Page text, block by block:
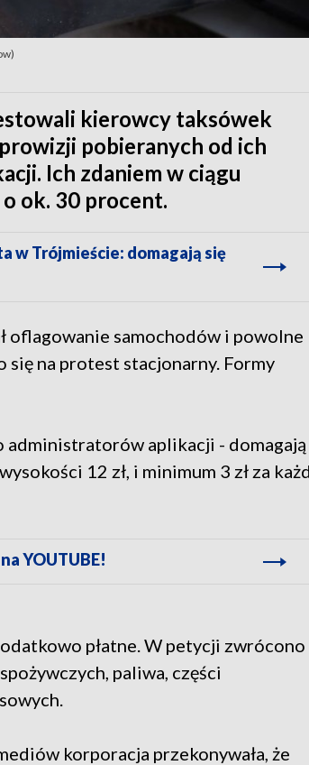
kierowcy taksówek
pobieranych od ich
Ich zdaniem w ciągu
ok. 30 procent.
w Trójmieście: domagają się
oflagowanie samochodów i powolne
się na protest stacjonarny. Formy
aplikacji - domagają
12 zł, i minimum 3 zł za
YOUTUBE!
płatne. W petycji zwrócono
paliwa, części
korporacja przekonywała, że